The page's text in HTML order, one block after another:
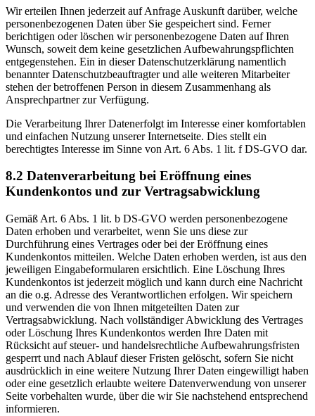
Wir erteilen Ihnen jederzeit auf Anfrage Auskunft darüber, welche
personenbezogenen Daten über Sie gespeichert sind. Ferner
berichtigen oder löschen wir personenbezogene Daten auf Ihren
Wunsch, soweit dem keine gesetzlichen Aufbewahrungspflichten
entgegenstehen. Ein in dieser Datenschutzerklärung namentlich
benannter Datenschutzbeauftragter und alle weiteren Mitarbeiter
stehen der betroffenen Person in diesem Zusammenhang als
Ansprechpartner zur Verfügung.
Die Verarbeitung Ihrer Datenerfolgt im Interesse einer komfortablen
und einfachen Nutzung unserer Internetseite. Dies stellt ein
berechtigtes Interesse im Sinne von Art. 6 Abs. 1 lit. f DS-GVO dar.
8.2 Datenverarbeitung bei Eröffnung eines
Kundenkontos und zur Vertragsabwicklung
Gemäß Art. 6 Abs. 1 lit. b DS-GVO werden personenbezogene
Daten erhoben und verarbeitet, wenn Sie uns diese zur
Durchführung eines Vertrages oder bei der Eröffnung eines
Kundenkontos mitteilen. Welche Daten erhoben werden, ist aus den
jeweiligen Eingabeformularen ersichtlich. Eine Löschung Ihres
Kundenkontos ist jederzeit möglich und kann durch eine Nachricht
an die o.g. Adresse des Verantwortlichen erfolgen. Wir speichern
und verwenden die von Ihnen mitgeteilten Daten zur
Vertragsabwicklung. Nach vollständiger Abwicklung des Vertrages
oder Löschung Ihres Kundenkontos werden Ihre Daten mit
Rücksicht auf steuer- und handelsrechtliche Aufbewahrungsfristen
gesperrt und nach Ablauf dieser Fristen gelöscht, sofern Sie nicht
ausdrücklich in eine weitere Nutzung Ihrer Daten eingewilligt haben
oder eine gesetzlich erlaubte weitere Datenverwendung von unserer
Seite vorbehalten wurde, über die wir Sie nachstehend entsprechend
informieren.